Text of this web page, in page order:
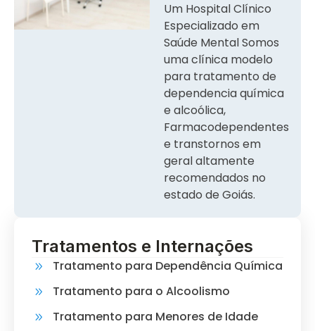
Tratamentos e Internações
Tratamento para Dependência Química
Tratamento para o Alcoolismo
Tratamento para Menores de Idade
Um Hospital Clínico
Especializado em
Saúde Mental Somos
uma clínica modelo
para tratamento de
dependencia química
e alcoólica,
Farmacodependentes
e transtornos em
geral altamente
recomendados no
estado de Goiás.